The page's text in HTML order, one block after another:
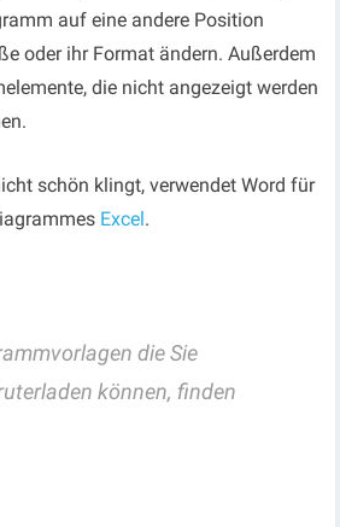
auf eine andere Position
oder ihr Format ändern. Außerdem
die nicht angezeigt werden
schön klingt, verwendet Word für
Excel .
die Sie
können, finden